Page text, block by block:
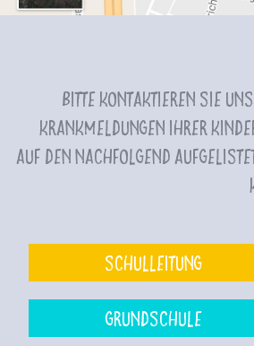
Bitte kontaktieren Sie
Krankmeldungen Ihrer
Auf den nachfolgend
Schulleitung
Grundschule